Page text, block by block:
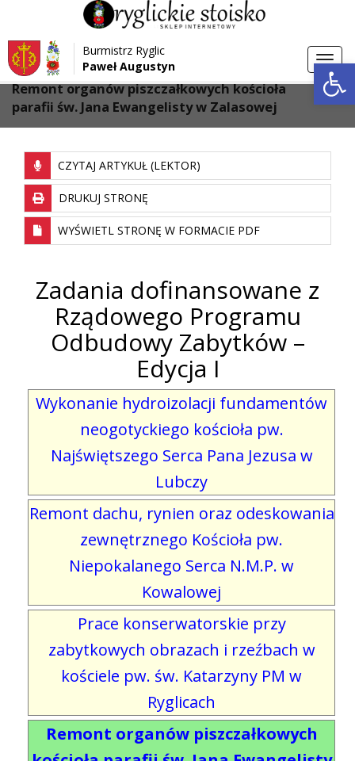
Przejdź do menu
Przejdź do głównej treści strony
Przejdź do stopki strony
Burmistrz Ryglic
Paweł Augustyn
Strona główna >
Remont organów piszczałkowych kościoła
parafii św. Jana Ewangelisty w Zalasowej
CZYTAJ ARTYKUŁ (LEKTOR)
DRUKUJ STRONĘ
WYŚWIETL STRONĘ W FORMACIE PDF
Zadania dofinansowane z
Rządowego Programu
Odbudowy Zabytków –
Edycja I
Wykonanie hydroizolacji fundamentów
neogotyckiego kościoła pw.
Najświętszego Serca Pana Jezusa w
Lubczy
Remont dachu, rynien oraz odeskowania
zewnętrznego Kościoła pw.
Niepokalanego Serca N.M.P. w
Kowalowej
Prace konserwatorskie przy
zabytkowych obrazach i rzeźbach w
kościele pw. św. Katarzyny PM w
Ryglicach
Remont organów piszczałkowych